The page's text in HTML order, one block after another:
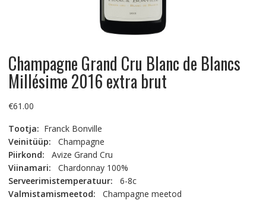
Champagne Grand Cru Blanc de Blancs
Millésime 2016 extra brut
€61.00
Tootja: Franck Bonville
Veinitüüp: Champagne
Piirkond: Avize Grand Cru
Viinamari: Chardonnay 100%
Serveerimistemperatuur:
6-8c
Valmistamismeetod: Champagne meetod